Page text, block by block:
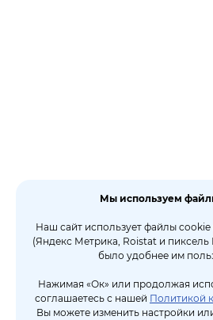
Мы используем
Наш сайт использует файлы
(Яндекс Метрика, Roistat и пиксель
было удобнее им
Нажимая «Ок» или продолжая
соглашаетесь с нашей Политикой
Вы можете изменить настройки